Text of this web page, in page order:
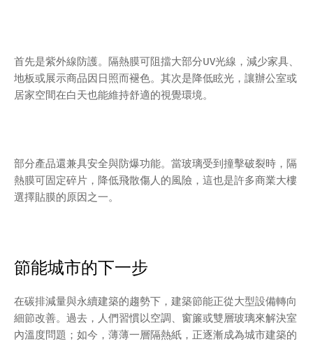
首先是紫外線防護。隔熱膜可阻擋大部分UV光線，減少家具、
地板或展示商品因日照而褪色。其次是降低眩光，讓辦公室或
居家空間在白天也能維持舒適的視覺環境。
部分產品還兼具安全與防爆功能。當玻璃受到撞擊破裂時，隔
熱膜可固定碎片，降低飛散傷人的風險，這也是許多商業大樓
選擇貼膜的原因之一。
節能城市的下一步
在碳排減量與永續建築的趨勢下，建築節能正從大型設備轉向
細節改善。過去，人們習慣以空調、窗簾或雙層玻璃來解決室
內溫度問題；如今，薄薄一層隔熱紙，正逐漸成為城市建築的